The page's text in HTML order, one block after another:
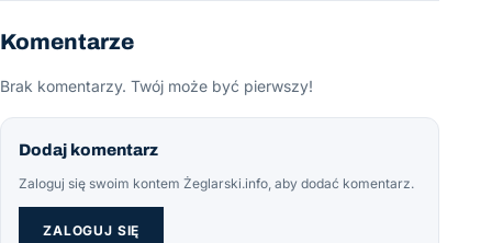
Komentarze
Brak komentarzy. Twój może być pierwszy!
Dodaj komentarz
Zaloguj się swoim kontem Żeglarski.info, aby dodać komentarz.
ZALOGUJ SIĘ